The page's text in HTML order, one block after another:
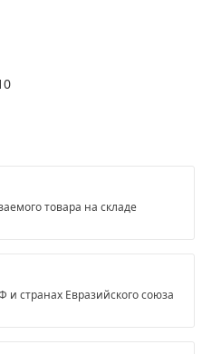
товара на складе
и странах Евразийского союза